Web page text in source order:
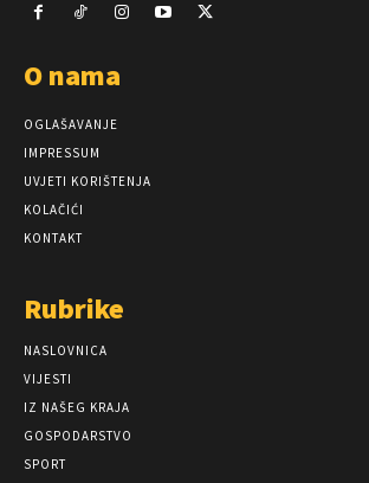
O nama
OGLAŠAVANJE
IMPRESSUM
UVJETI KORIŠTENJA
KOLAČIĆI
KONTAKT
Rubrike
NASLOVNICA
VIJESTI
IZ NAŠEG KRAJA
GOSPODARSTVO
SPORT